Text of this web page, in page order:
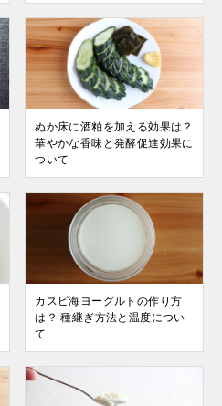
ぬか床に酒粕を加える効果は？
華やかな香味と発酵促進効果に
ついて
カスピ海ヨーグルトの作り方
は？ 種継ぎ方法と温度につい
て